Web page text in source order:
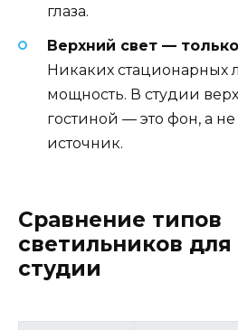
глаза.
Верхний свет —
Никаких стационарных
мощность. В студии
гостиной — это фон, а
источник.
Сравнение типов
светильников для
студии